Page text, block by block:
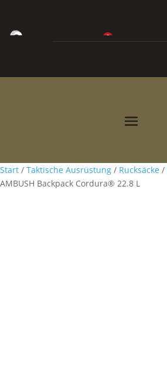
0
Start / Taktische Ausrüstung / Rucksäcke /
AMBUSH Backpack Cordura® 22.8 L